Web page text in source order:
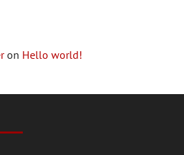
on Hello world!